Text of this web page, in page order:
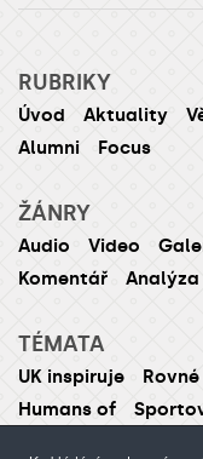
RUBRIKY
Úvod Aktuality
Alumni
Focus
ŽÁNRY
Audio Video
Komentář
Analýza
TÉMATA
UK inspiruje
Humans of